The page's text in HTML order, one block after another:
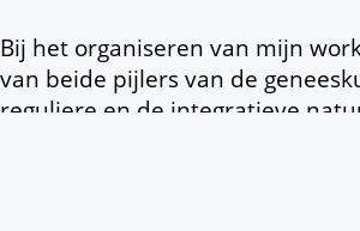
Bij het organiseren van mijn
van beide pijlers van de
reguliere en de integratieve